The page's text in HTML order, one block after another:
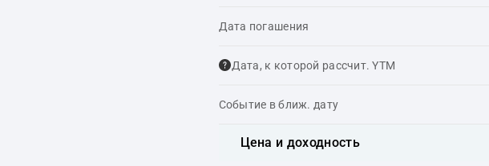
Дата погашения
Дата, к которой рассчит. YTM
Событие в ближ. дату
Цена и доходность